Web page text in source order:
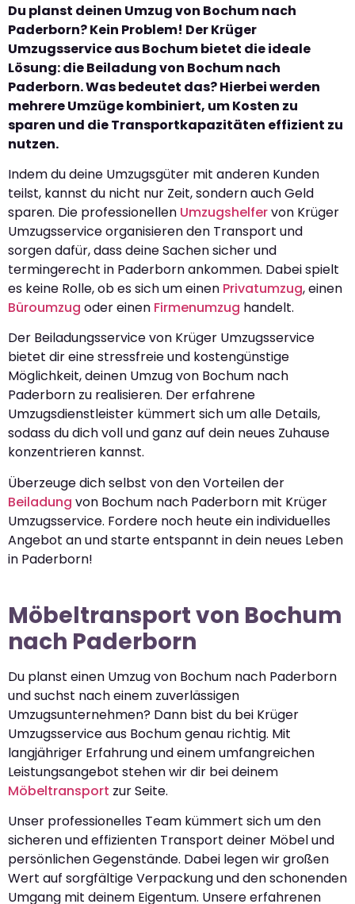
Du planst deinen Umzug von Bochum nach
Paderborn? Kein Problem! Der Krüger
Umzugsservice aus Bochum bietet die ideale
Lösung: die Beiladung von Bochum nach
Paderborn. Was bedeutet das? Hierbei werden
mehrere Umzüge kombiniert, um Kosten zu
sparen und die Transportkapazitäten effizient zu
nutzen.
Indem du deine Umzugsgüter mit anderen Kunden
teilst, kannst du nicht nur Zeit, sondern auch Geld
sparen. Die professionellen Umzugshelfervon Krüger
Umzugsservice organisieren den Transport und
sorgen dafür, dass deine Sachen sicher und
termingerecht in Paderborn ankommen. Dabei spielt
es keine Rolle, ob es sich um einen Privatumzug, einen
Büroumzug oder einen Firmenumzug handelt.
Der Beiladungsservice von Krüger Umzugsservice
bietet dir eine stressfreie und kostengünstige
Möglichkeit, deinen Umzug von Bochum nach
Paderborn zu realisieren. Der erfahrene
Umzugsdienstleister kümmert sich um alle Details,
sodass du dich voll und ganz auf dein neues Zuhause
konzentrieren kannst.
Überzeuge dich selbst von den Vorteilen der
Beiladung von Bochum nach Paderborn mit Krüger
Umzugsservice. Fordere noch heute ein individuelles
Angebot an und starte entspannt in dein neues Leben
in Paderborn!
Möbeltransport von Bochum
nach Paderborn
Du planst einen Umzug von Bochum nach Paderborn
und suchst nach einem zuverlässigen
Umzugsunternehmen? Dann bist du bei Krüger
Umzugsservice aus Bochum genau richtig. Mit
langjähriger Erfahrung und einem umfangreichen
Leistungsangebot stehen wir dir bei deinem
Möbeltransport zur Seite.
Unser professionelles Team kümmert sich um den
sicheren und effizienten Transport deiner Möbel und
persönlichen Gegenstände. Dabei legen wir großen
Wert auf sorgfältige Verpackung und den schonenden
Umgang mit deinem Eigentum. Unsere erfahrenen